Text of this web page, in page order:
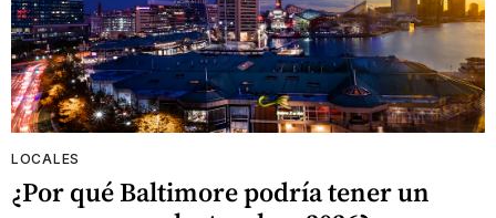
LOCALES
¿Por qué Baltimore podría tener un